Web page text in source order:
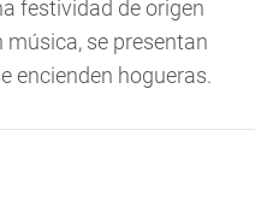
festividad de origen
música, se presentan
encienden hogueras.